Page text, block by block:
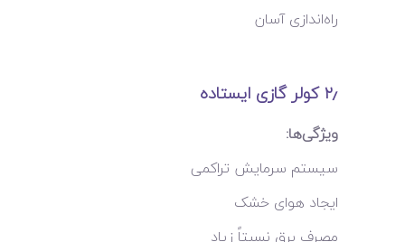
راه‌اندازی آسان
۲٫کولر گازی ایستاده
ویژگی‌ها:
سیستم سرمایش تراکمی
ایجاد هوای خشک
مصرف برق نسبتاً زیاد